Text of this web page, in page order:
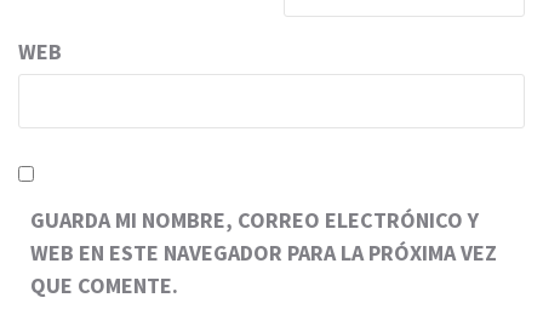
WEB
GUARDA MI NOMBRE, CORREO ELECTRÓNICO Y
WEB EN ESTE NAVEGADOR PARA LA PRÓXIMA VEZ
QUE COMENTE.